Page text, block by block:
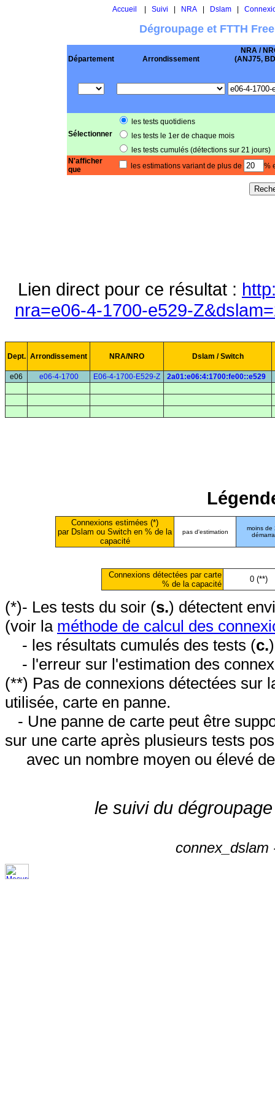
Accueil Suivi NRA| Dslam|
Dégroupage et FTTH
Département Arrondissement
NRA /
(ANJ75,
Sélectionner
les tests quotidiens
les tests le 1er de chaque mois
les tests cumulés (détections sur 21 jours)
N'afficher
que
les estimations variant de plus de %
Lien direct pour ce résultat :
nra=e06-4-1700-e529-
Dept. Arrondissement NRA/NRO Dslam / Switch
e06 e06-4-1700 E06-4-1700-E529-Z 2a01:e06:4:1700:fe00::e529
Connexions estimées (*)
par Dslam ou Switch en % de la
capacité
pas d'estimation
moins de
Connexions détectées par carte
% de la capacité
0 (**)
(*)- Les tests du soir (s.) détectent
(voir la méthode de calcul des
- les résultats cumulés des tests (c.
- l'erreur sur l'estimation des
(**) Pas de connexions détectées sur
utilisée, carte en panne.
- Une panne de carte peut être
sur une carte après plusieurs tests
avec un nombre moyen ou élevé
le suivi du
connex_dslam